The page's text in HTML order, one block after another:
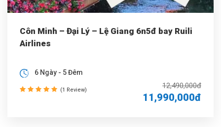
Côn Minh – Đại Lý – Lệ Giang 6n5đ bay Ruili
Airlines
12,490,000đ
11,990,000đ
6 Ngày - 5 Đêm
(1 Review)